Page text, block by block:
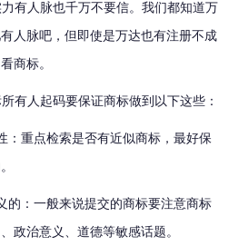
有人脉也千万不要信。我们都知道万
人脉吧，但即使是万达也有注册不成
商标。
有人起码要保证商标做到以下这些：
：重点检索是否有近似商标，最好保
的：一般来说提交的商标要注意商标
政治意义、道德等敏感话题。